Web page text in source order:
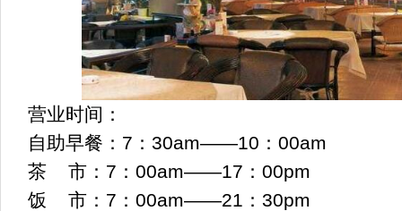
营业时间：
自助早餐：7：30am——10：00am
茶 市：7：00am——17：00pm
饭 市：7：00am——21：30pm